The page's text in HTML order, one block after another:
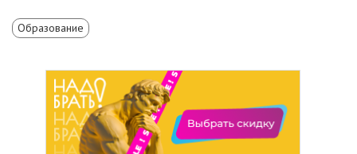
Образование